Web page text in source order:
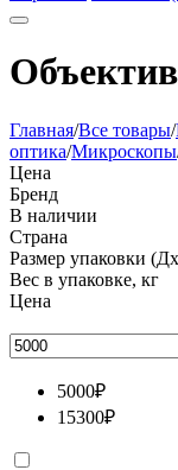
Главная/Все товары/
оптика/Микроскопы
Цена
Бренд
В наличии
Страна
Размер упаковки
Вес в упаковке, кг
Цена
5000₽
15300₽